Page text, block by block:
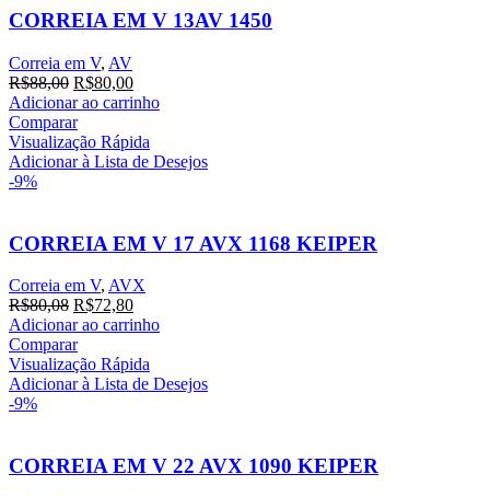
CORREIA EM V 13AV 1450
Correia em V, AV
R$88,00 O
preço
original
era:
R$88,00.
R$80,00O
preço
é:
R$80,00.
Adicionar ao carrinho
Comparar
Visualização Rápida
Adicionar à Lista de Desejos
-9%
CORREIA EM V 17 AVX 1168 KEIPER
Correia em V, AVX
R$80,08 O
preço
original
era:
R$80,08.
R$72,80O
preço
é:
R$72,80.
Adicionar ao carrinho
Comparar
Visualização Rápida
Adicionar à Lista de Desejos
-9%
CORREIA EM V 22 AVX 1090 KEIPER